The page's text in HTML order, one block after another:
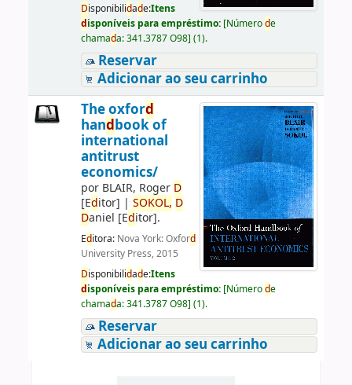
Disponibilidade:Itens
disponíveis para empréstimo: [Númerode
chamada:341.3787 O98] (1).
Reservar
Adicionar ao seu carrinho
The oxford
handbook of
international
antitrust
economics/
por BLAIR, Roger D
[Editor] | SOKOL, D
Daniel [Editor].
Editora: Nova York: Oxford
University Press, 2015
Disponibilidade:Itens
disponíveis para empréstimo: [Númerode
chamada:341.3787 O98] (1).
Reservar
Adicionar ao seu carrinho